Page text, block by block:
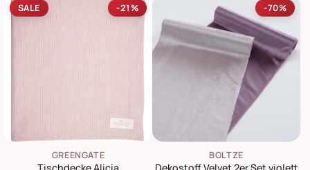
SALE -21%
GREENGATE
-70%
BOLTZE